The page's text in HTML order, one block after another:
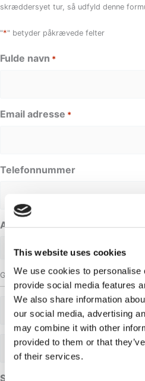
This website uses cookies
We use cookies to personalise
provide social media features
We also share information
our social media, advertising
may combine it with other
provided to them or that
of their services.
skræddersyet tur, så udfyld denne
"*" betyder påkrævede felter
Fulde navn *
Email adresse *
Telefonnummer
Anmodet dato
Gruppestørrelse
Voksne
Voksne
Spørgsmål eller kommentarer